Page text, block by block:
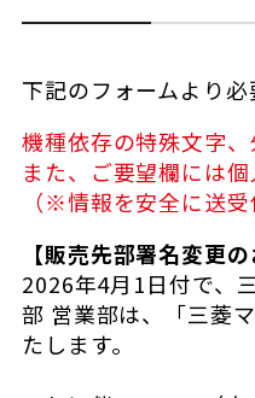
下記のフォームより
機種依存の特殊文字
また、ご要望欄には
（※情報を安全に送
【販売先部署名変更の
2026年4月1日付で、
部 営業部は、「三菱
たします。